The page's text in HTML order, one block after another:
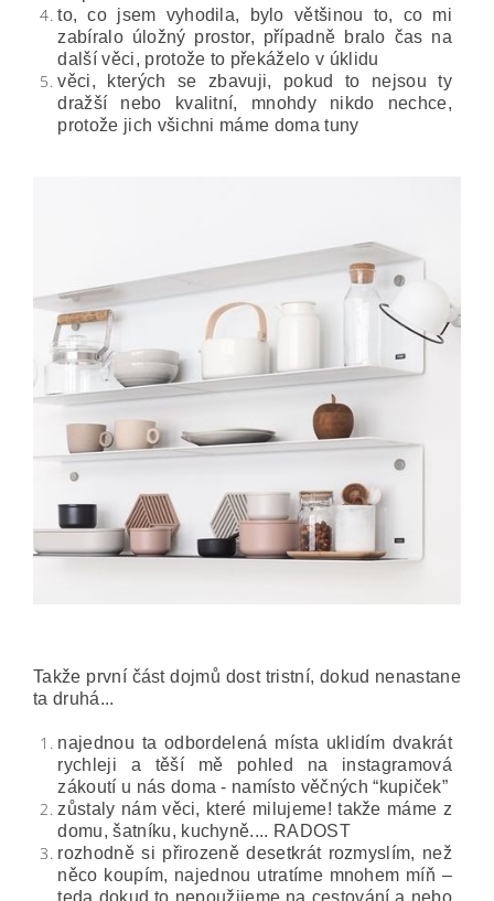
to, co jsem vyhodila, bylo většinou to, co mi
zabíralo úložný prostor, případně bralo čas na
další věci, protože to překáželo v úklidu
věci, kterých se zbavuji, pokud to nejsou ty
dražší nebo kvalitní, mnohdy nikdo nechce,
protože jich všichni máme doma tuny
Takže první část dojmů dost tristní, dokud nenastane
ta druhá...
najednou ta odbordelená místa uklidím dvakrát
rychleji a těší mě pohled na instagramová
zákoutí u nás doma - namísto věčných “kupiček”
zůstaly nám věci, které milujeme! takže máme z
domu, šatníku, kuchyně.... RADOST
rozhodně si přirozeně desetkrát rozmyslím, než
něco koupím, najednou utratíme mnohem míň –
teda dokud to nepoužijeme na cestování a nebo